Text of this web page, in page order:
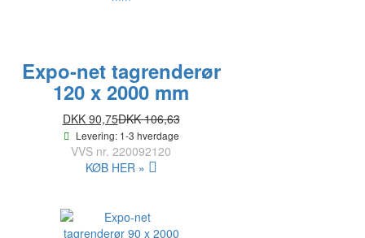
Expo-net tagrenderør
120 x 2000 mm
DKK 90,75DKK 106,63
Levering: 1-3 hverdage
VVS nr. 220092120
KØB HER »